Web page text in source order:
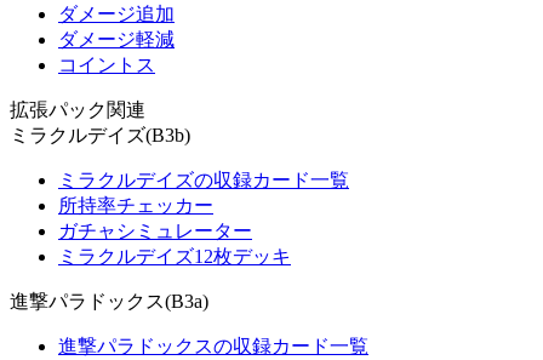
ダメージ追加
ダメージ軽減
コイントス
拡張パック関連
ミラクルデイズ(B3b)
ミラクルデイズの収録カード一覧
所持率チェッカー
ガチャシミュレーター
ミラクルデイズ12枚デッキ
進撃パラドックス(B3a)
進撃パラドックスの収録カード一覧